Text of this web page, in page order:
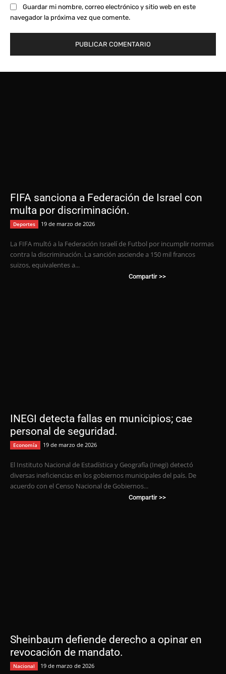
Guardar mi nombre, correo electrónico y sitio web en este
navegador la próxima vez que comente.
FIFA sanciona a Federación de Israel con
multa por discriminación.
Deportes 19 de marzo de 2026
La FIFA multó a la Federación Israelí de Futbol por incumplir normas
contra la discriminación. La sanción asciende a 150 mil francos
suizos, equivalentes a...
Compartir >>
INEGI detecta fallas en municipios; cae
personal de seguridad.
Economía 19 de marzo de 2026
El Instituto Nacional de Estadística y Geografía (Inegi) detectó
diversas ineficiencias en los gobiernos municipales del país. De
acuerdo con el Censo Nacional de Gobiernos...
Compartir >>
Sheinbaum defiende derecho a opinar en
revocación de mandato.
Nacional 19 de marzo de 2026